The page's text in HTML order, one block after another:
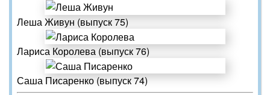
Леша Живун (выпуск 75)
Лариса Королева (выпуск 76)
Саша Писаренко (выпуск 74)